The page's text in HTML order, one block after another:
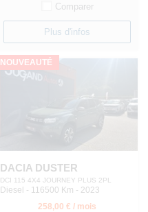
Comparer
Plus d'infos
NOUVEAUTÉ
DACIA DUSTER
DCI 115 4X4 JOURNEY PLUS 2PL
Diesel - 116500 Km - 2023
258,00 € / mois